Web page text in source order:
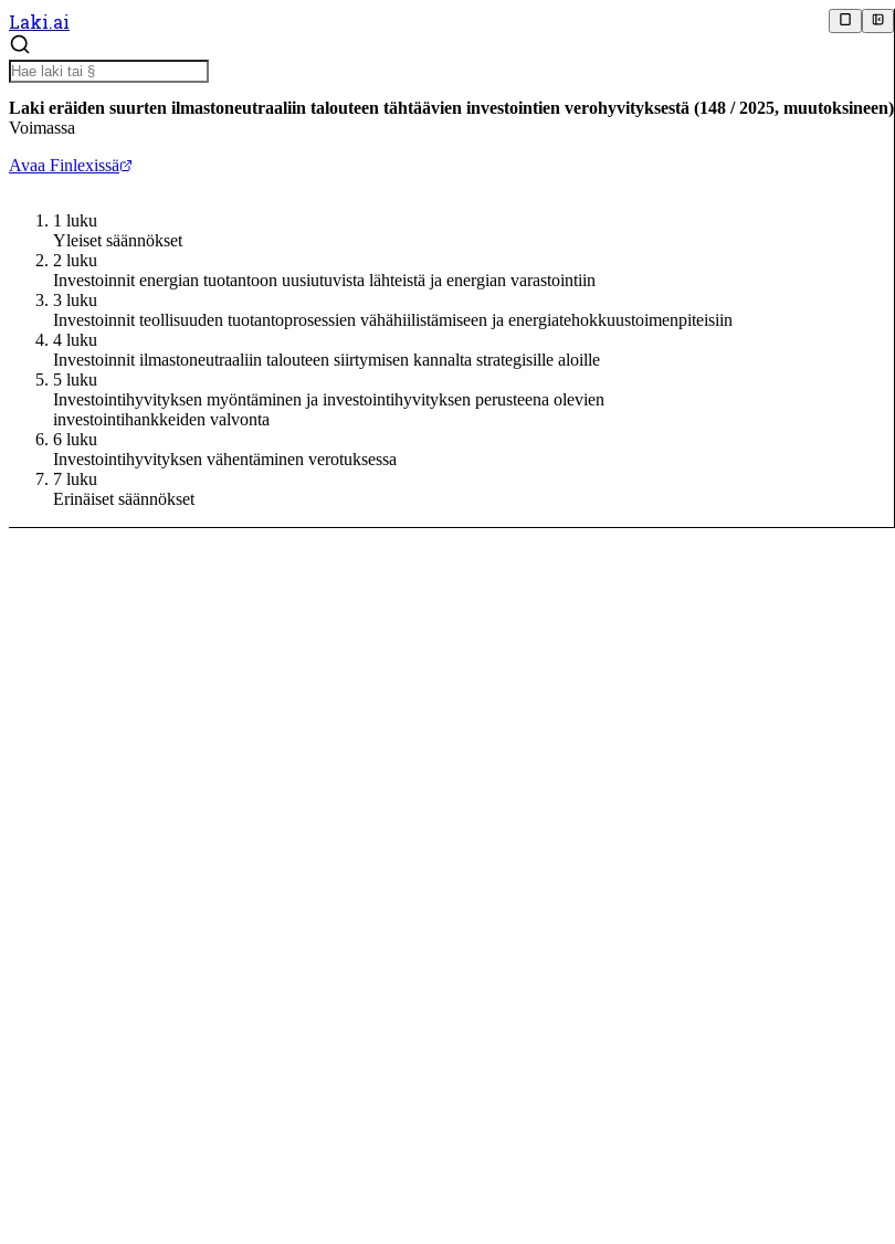
Laki.ai
Laki eräiden suurten ilmastoneutraaliin talouteen tähtäävien investointien verohyvityksestä (148 /2025, muutoksineen)
Voimassa
Avaa Finlexissä
1 luku
Yleiset säännökset
2 luku
Investoinnit energian tuotantoon uusiutuvista lähteistä ja energian varastointiin
3 luku
Investoinnit teollisuuden tuotantoprosessien vähähiilistämiseen ja energiatehokkuustoimenpiteisiin
4 luku
Investoinnit ilmastoneutraaliin talouteen siirtymisen kannalta strategisille aloille
5 luku
Investointihyvityksen myöntäminen ja investointihyvityksen perusteena olevien
investointihankkeiden valvonta
6 luku
Investointihyvityksen vähentäminen verotuksessa
7 luku
Erinäiset säännökset